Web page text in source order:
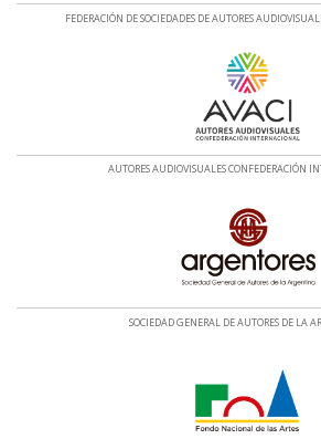
FEDERACIÓN DE SOCIEDADES DE AUTORES
AUTORES AUDIOVISUALES CONFEDERACIÓN
SOCIEDAD GENERAL DE AUTORES DE LA